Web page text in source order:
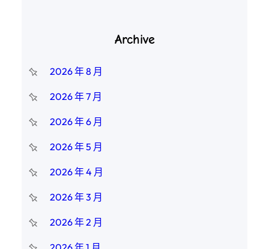
Archive
2026 年 8 月
2026 年 7 月
2026 年 6 月
2026 年 5 月
2026 年 4 月
2026 年 3 月
2026 年 2 月